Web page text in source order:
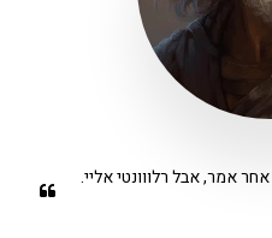
אמר, אבל רלווונטי אליי.